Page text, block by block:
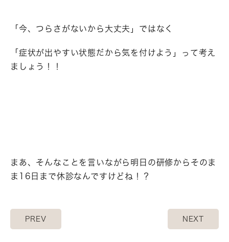
「今、つらさがないから大丈夫」ではなく
「症状が出やすい状態だから気を付けよう」って考え
ましょう！！
まあ、そんなことを言いながら明日の研修からそのま
ま16日まで休診なんですけどね！？
PREV NEXT